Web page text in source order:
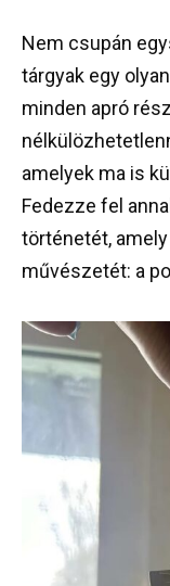
Nem csupán
tárgyak egy
minden apró
amelyek ma is
Fedezze fel
történetét,
művészetét: a